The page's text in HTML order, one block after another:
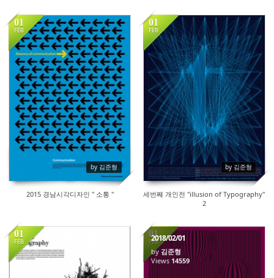
01
FEB
by 김준형
208412
2015 경남시각디자인 " 소통 "
01
FEB
by 김준형
16114
세번째 개인전 "illusion of Typography"
2
01
FEB
16230
01
FEB
2018/02/01
by 김준형
Views 14559